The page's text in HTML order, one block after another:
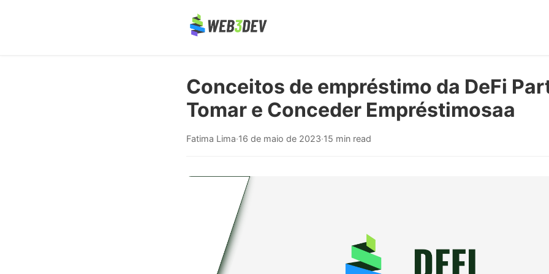
Conceitos de empréstimo da DeFi
Tomar e Conceder Empréstimosaa
Fatima Lima·16 de maio de 2023·15 min read